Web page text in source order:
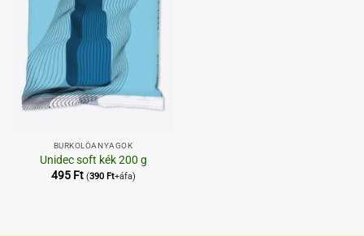
BURKOLÓANYAGOK
Unidec soft kék 200 g
495 Ft (390 Ft+áfa)